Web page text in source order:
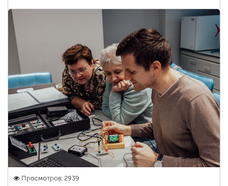
Просмотров: 2939